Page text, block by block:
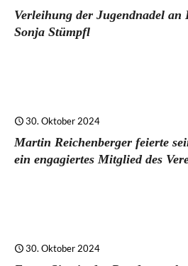
Verleihung der Jugendnadel
Sonja Stümpfl
30. Oktober 2024
Martin Reichenberger feierte
ein engagiertes Mitglied des
30. Oktober 2024